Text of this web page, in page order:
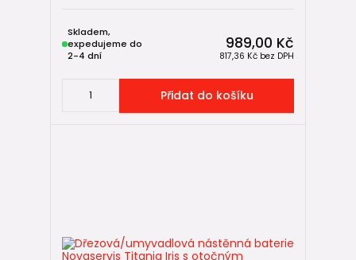
989,00 Kč
817,36 Kč bez DPH
Skladem,
expedujeme do
2-4 dní
Přidat do košíku